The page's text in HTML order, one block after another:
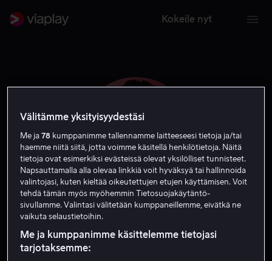
Kokeile nyt
Danielle Pinnock
Välitämme yksityisyydestäsi
Me ja78 kumppanimme tallennamme laitteeseesi tietoja ja/tai
haemme niitä siitä, jotta voimme käsitellä henkilötietoja. Näitä
tietoja ovat esimerkiksi evästeissä olevat yksilölliset tunnisteet.
Napsauttamalla alla olevaa linkkiä voit hyväksyä tai hallinnoida
valintojasi, kuten kieltää oikeutettujen etujen käyttämisen. Voit
tehdä tämän myös myöhemmin Tietosuojakäytäntö-
sivullamme. Valintasi välitetään kumppaneillemme, eivätkä ne
vaikuta selaustietoihin.
Me ja kumppanimme käsittelemme tietojasi
tarjotaksemme: